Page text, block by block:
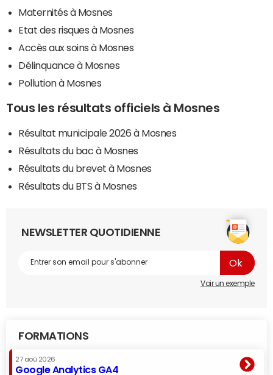
Maternités à Mosnes
Etat des risques à Mosnes
Accès aux soins à Mosnes
Délinquance à Mosnes
Pollution à Mosnes
Tous les résultats officiels à Mosnes
Résultat municipale 2026 à Mosnes
Résultats du bac à Mosnes
Résultats du brevet à Mosnes
Résultats du BTS à Mosnes
NEWSLETTER QUOTIDIENNE
Voir un exemple
FORMATIONS
27 aoû 2026
Google Analytics GA4